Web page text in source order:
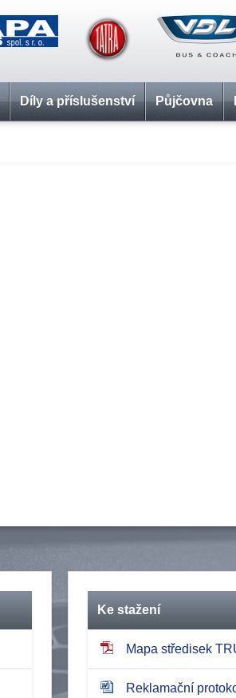
Díly a příslušenství Půjčovna
Ke stažení
Mapa středisek
Reklamační